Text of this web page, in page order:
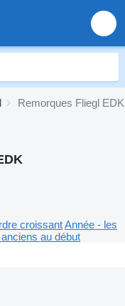
Remorques Fliegl EDK
croissantAnnée - les
au début